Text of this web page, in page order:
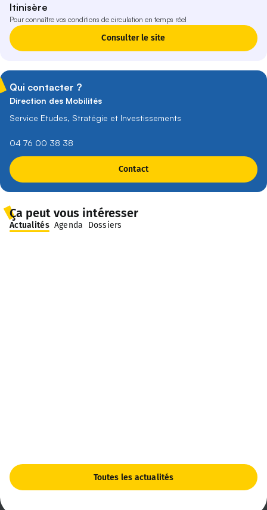
Itinisère
Pour connaître vos conditions de circulation en temps réel
Consulter le site
Qui contacter ?
Direction des Mobilités
Service Etudes, Stratégie et Investissements
04 76 00 38 38
Contact
Ça peut vous intéresser
Actualités Agenda Dossiers
Toutes les actualités